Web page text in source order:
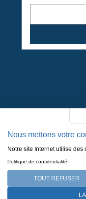
Nous mettons votre
Notre site Internet utilise des
Politique de confidentialité
TOUT REFUSER